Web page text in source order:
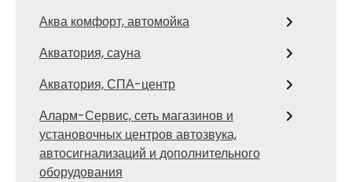
Аква комфорт, автомойка
Акватория, сауна
Акватория, СПА-центр
Аларм-Сервис, сеть магазинов и
установочных центров автозвука,
автосигнализаций и дополнительного
оборудования